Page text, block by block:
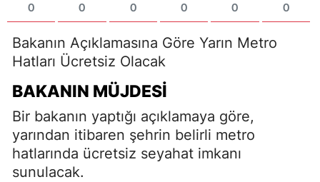
0 0 0 0 0 0
Bakanın Açıklamasına Göre Yarın Metro
Hatları Ücretsiz Olacak
BAKANIN MÜJDESI
Bir bakanın yaptığı açıklamaya göre,
yarından itibaren şehrin belirli metro
hatlarında ücretsiz seyahat imkanı
sunulacak.